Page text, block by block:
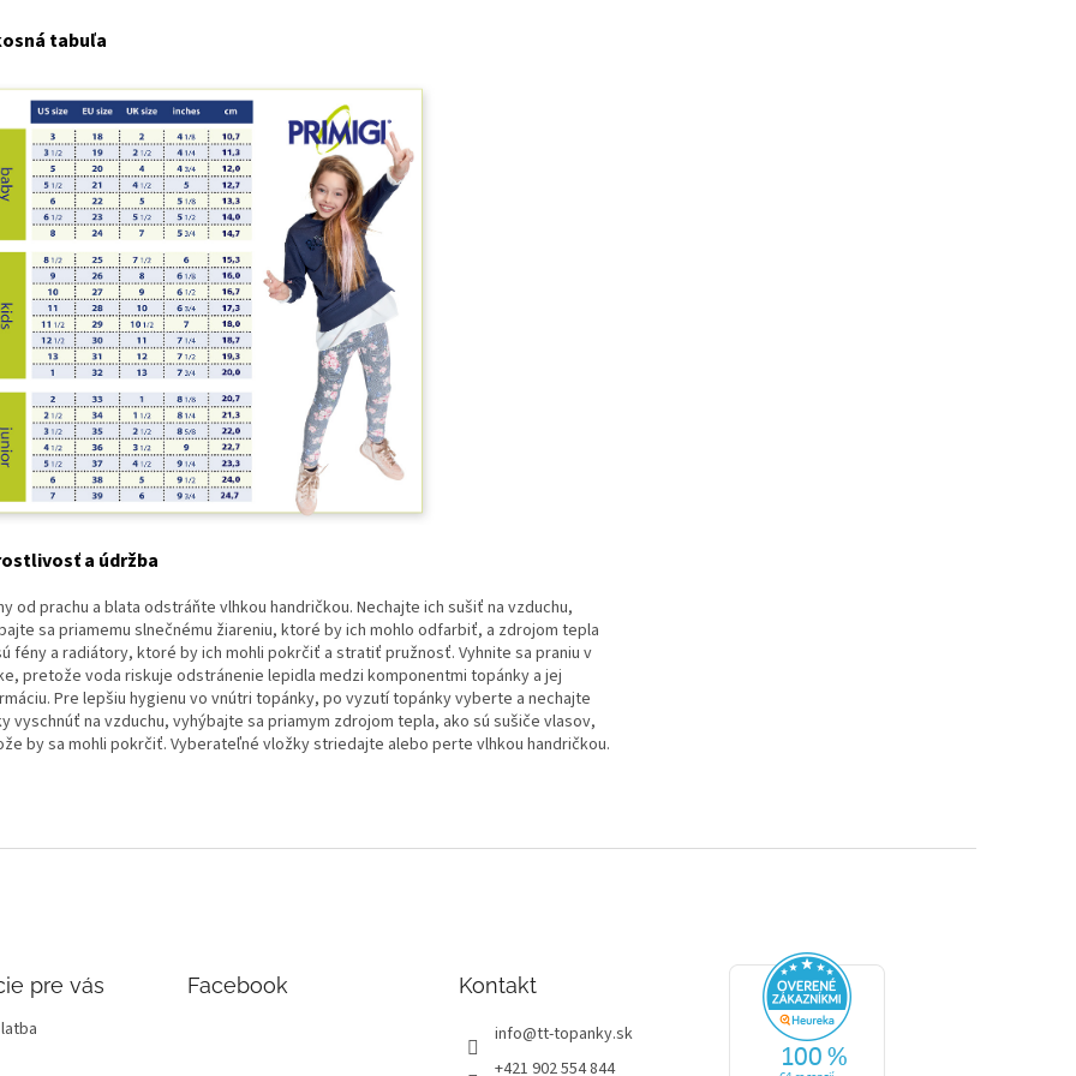
tabuľa
a údržba
od prachu a blata odstráňte vlhkou handričkou. Nechajte ich sušiť na vzduchu,
sa priamemu slnečnému žiareniu, ktoré by ich mohlo odfarbiť, a zdrojom tepla
fény a radiátory, ktoré by ich mohli pokrčiť a stratiť pružnosť. Vyhnite sa praniu v
pretože voda riskuje odstránenie lepidla medzi komponentmi topánky a jej
Pre lepšiu hygienu vo vnútri topánky, po vyzutí topánky vyberte a nechajte
vyschnúť na vzduchu, vyhýbajte sa priamym zdrojom tepla, ako sú sušiče vlasov,
by sa mohli pokrčiť. Vyberateľné vložky striedajte alebo perte vlhkou handričkou.
pre vás Facebook Kontakt
info@tt-topanky.sk
+421 902 554 844